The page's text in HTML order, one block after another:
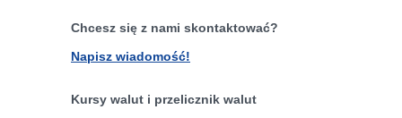
Chcesz się z nami skontaktować?
Napisz wiadomość!
Kursy walut i przelicznik walut